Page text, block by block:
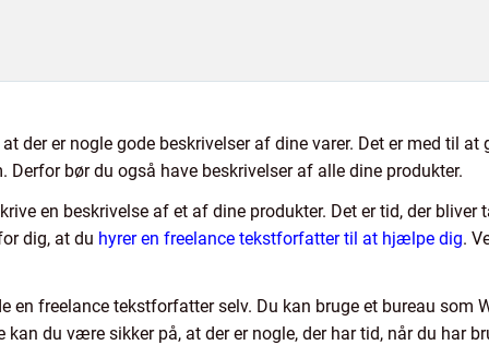
der er nogle gode beskrivelser af dine varer. Det er med til
Derfor bør du også have beskrivelser af alle dine produkter.
en beskrivelse af et af dine produkter. Det er tid, der bliver
dig, at du hyrer en freelance tekstforfatter til at hjælpe dig.
en freelance tekstforfatter selv. Du kan bruge et bureau som
du være sikker på, at der er nogle, der har tid, når du har